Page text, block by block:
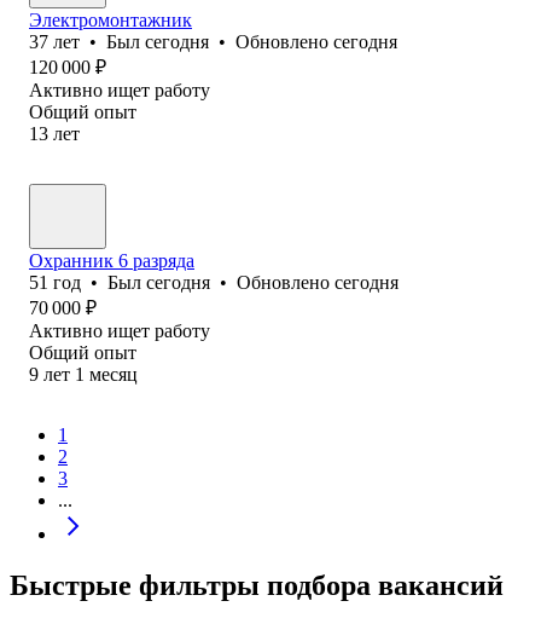
Электромонтажник
37 лет • Был сегодня • Обновлено сегодня
120 000 ₽
Активно ищет работу
Общий опыт
13 лет
Охранник 6 разряда
51 год • Был сегодня • Обновлено сегодня
70 000 ₽
Активно ищет работу
Общий опыт
9 лет 1 месяц
1
2
3
...
Быстрые фильтры подбора вакансий